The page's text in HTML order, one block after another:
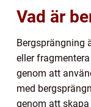
Vad är
Bergsprängning
eller
genom att
med
genom att